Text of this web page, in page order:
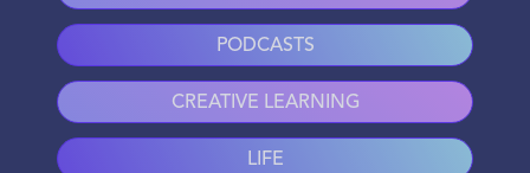
PODCASTS
CREATIVE LEARNING
LIFE